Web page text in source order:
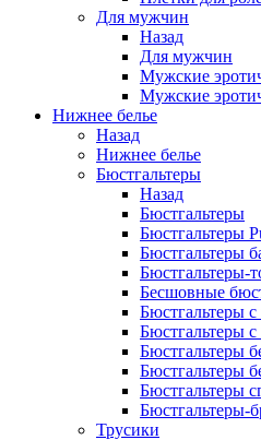
Для мужчин
Назад
Для мужчин
Мужские
Мужские
Нижнее белье
Назад
Нижнее белье
Бюстгальтеры
Назад
Бюстгальтеры
Бюстгальтеры
Бюстгальтеры
Бюстгальтеры-
Бесшовные
Бюстгальтеры
Бюстгальтеры
Бюстгальтеры
Бюстгальтеры
Бюстгальтеры
Бюстгальтеры-
Трусики